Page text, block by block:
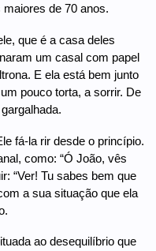
de 70 anos.
que é a casa deles
um casal com papel
E ela está bem junto
pouco torta, a sorrir. De
fá-la rir desde o princípio.
como: “Ó João, vês
“Ver! Tu sabes bem que
a sua situação que ela
ao desequilíbrio que